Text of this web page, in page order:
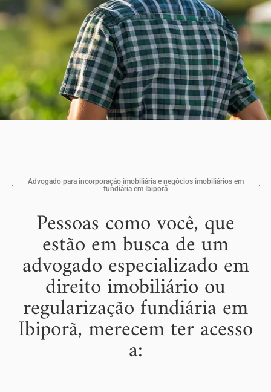
Advogado para incorporação imobiliária e negócios imobiliários em
fundiária em Ibiporã
Pessoas como você, que
estão em busca de um
advogado especializado em
direito imobiliário ou
regularização fundiária em
Ibiporã, merecem ter acesso
a: